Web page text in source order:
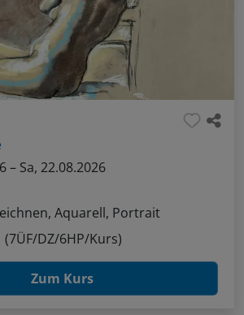
– Sa, 22.08.2026
Aquarell, Portrait
(7ÜF/DZ/6HP/Kurs)
Zum Kurs